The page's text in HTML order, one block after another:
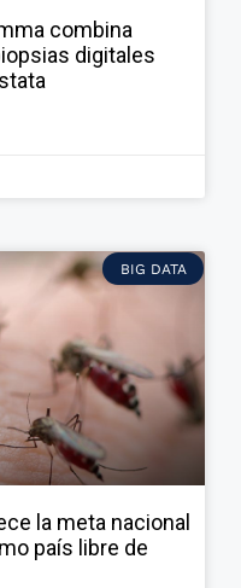
combina
digitales
BIG DATA
la meta nacional
país libre de